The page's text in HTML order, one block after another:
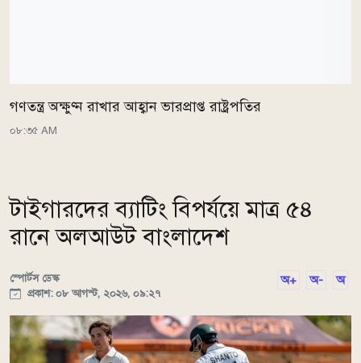
গণতন্ত্র অক্ষুণ্ন রাখার আহ্বান ভারপ্রাপ্ত রাষ্ট্রপতির
০৮:৩৫ AM
টাইগারদের ব্যাটিং বিপর্যয়ে মাত্র ৫৪
রানে অলআউট বাংলাদেশ
স্পোর্টস ডেস্ক
প্রকাশ: ০৮ আগস্ট, ২০২৬, ০৯:২৭
অ+ অ- অ